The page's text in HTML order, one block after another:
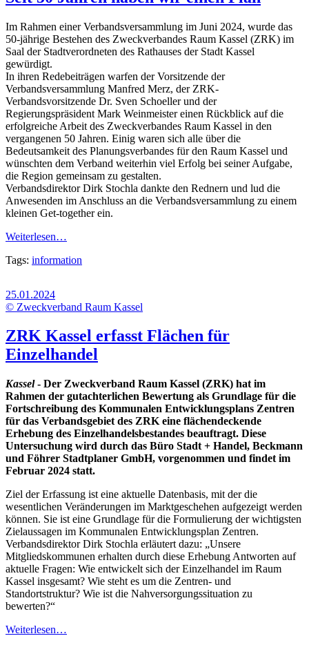
Im Rahmen einer Verbandsversammlung im Juni 2024, wurde das
50-jährige Bestehen des Zweckverbandes Raum Kassel (ZRK) im
Saal der Stadtverordneten des Rathauses der Stadt Kassel
gewürdigt.
In ihren Redebeiträgen warfen der Vorsitzende der
Verbandsversammlung Manfred Merz, der ZRK-
Verbandsvorsitzende Dr. Sven Schoeller und der
Regierungspräsident Mark Weinmeister einen Rückblick auf die
erfolgreiche Arbeit des Zweckverbandes Raum Kassel in den
vergangenen 50 Jahren. Einig waren sich alle über die
Bedeutsamkeit des Planungsverbandes für den Raum Kassel und
wünschten dem Verband weiterhin viel Erfolg bei seiner Aufgabe,
die Region gemeinsam zu gestalten.
Verbandsdirektor Dirk Stochla dankte den Rednern und lud die
Anwesenden im Anschluss an die Verbandsversammlung zu einem
kleinen Get-together ein.
Weiterlesen…
Tags: information
25.01.2024
© Zweckverband Raum Kassel
ZRK Kassel erfasst Flächen für
Einzelhandel
Kassel- Der Zweckverband Raum Kassel (ZRK) hat im
Rahmen der gutachterlichen Bewertung als Grundlage für die
Fortschreibung des Kommunalen Entwicklungsplans Zentren
für das Verbandsgebiet des ZRK eine flächendeckende
Erhebung des Einzelhandelsbestandes beauftragt. Diese
Untersuchung wird durch das Büro Stadt + Handel, Beckmann
und Föhrer Stadtplaner GmbH, vorgenommen und findet im
Februar 2024 statt.
Ziel der Erfassung ist eine aktuelle Datenbasis, mit der die
wesentlichen Veränderungen im Marktgeschehen aufgezeigt werden
können. Sie ist eine Grundlage für die Formulierung der wichtigsten
Zielaussagen im Kommunalen Entwicklungsplan Zentren.
Verbandsdirektor Dirk Stochla erläutert dazu: „Unsere
Mitgliedskommunen erhalten durch diese Erhebung Antworten auf
aktuelle Fragen: Wie entwickelt sich der Einzelhandel im Raum
Kassel insgesamt? Wie steht es um die Zentren- und
Standortstruktur? Wie ist die Nahversorgungssituation zu
bewerten?“
Weiterlesen…